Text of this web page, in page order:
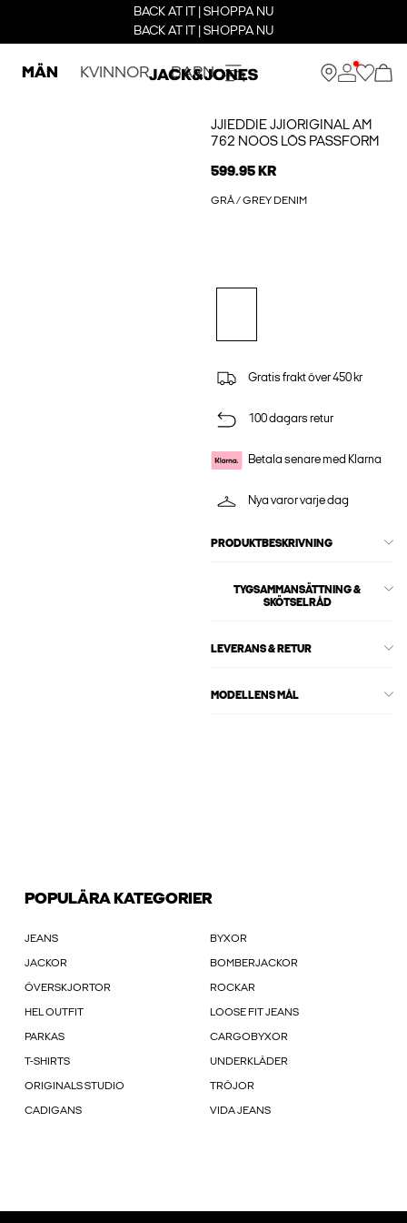
BACK AT IT | SHOPPA NU
BACK AT IT | SHOPPA NU
MÄN KVINNOR BARN
JJIEDDIE JJIORIGINAL AM
762 NOOS LÖS PASSFORM
599.95 KR
GRÅ / GREY DENIM
Gratis frakt över 450 kr
100 dagars retur
Betala senare med Klarna
Nya varor varje dag
PRODUKTBESKRIVNING
TYGSAMMANSÄTTNING &
SKÖTSELRÅD
LEVERANS & RETUR
MODELLENS MÅL
POPULÄRA KATEGORIER
JEANS BYXOR
JACKOR BOMBERJACKOR
ÖVERSKJORTOR ROCKAR
HEL OUTFIT LOOSE FIT JEANS
PARKAS CARGOBYXOR
T-SHIRTS UNDERKLÄDER
ORIGINALS STUDIO TRÖJOR
CADIGANS VIDA JEANS